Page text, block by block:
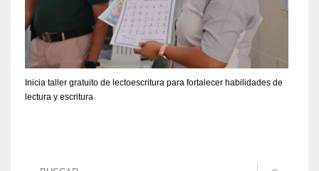
Inicia taller gratuito de lectoescritura para fortalecer habilidades de
lectura y escritura